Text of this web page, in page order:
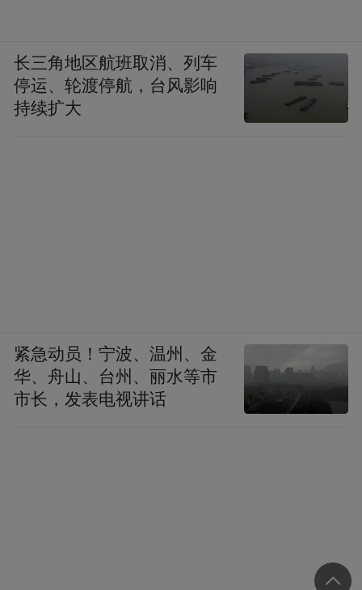
长三角地区航班取消、列车
停运、轮渡停航，台风影响
持续扩大
紧急动员！宁波、温州、金
华、舟山、台州、丽水等市
市长，发表电视讲话